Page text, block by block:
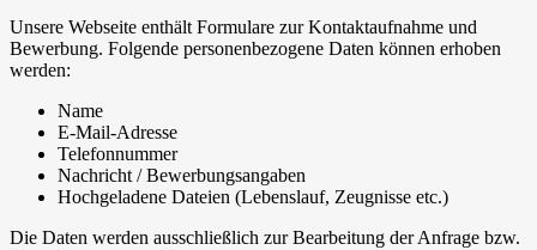
Unsere Webseite enthält Formulare zur Kontaktaufnahme und
Bewerbung. Folgende personenbezogene Daten können erhoben
werden:
Name
E-Mail-Adresse
Telefonnummer
Nachricht / Bewerbungsangaben
Hochgeladene Dateien (Lebenslauf, Zeugnisse etc.)
Die Daten werden ausschließlich zur Bearbeitung der Anfrage bzw.